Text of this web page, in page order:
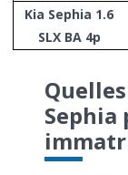
Kia Sephia 1.6
SLX BA 4p
Sephia